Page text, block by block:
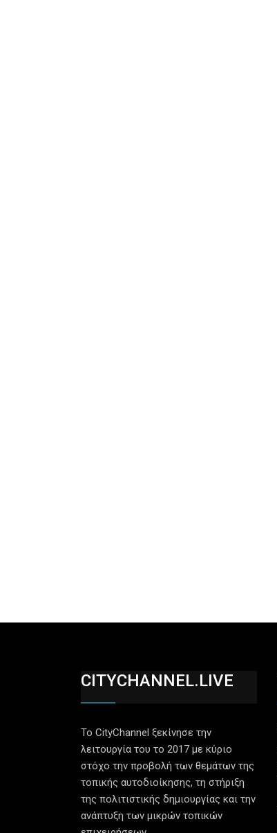
CITYCHANNEL.LIVE
Το CityChannel ξεκίνησε την
λειτουργία του το 2017 με κύριο
στόχο την προβολή των θεμάτων της
τοπικής αυτοδιοίκησης, τη στήριξη
της πολιτιστικής δημιουργίας και την
ανάπτυξη των μικρών τοπικών